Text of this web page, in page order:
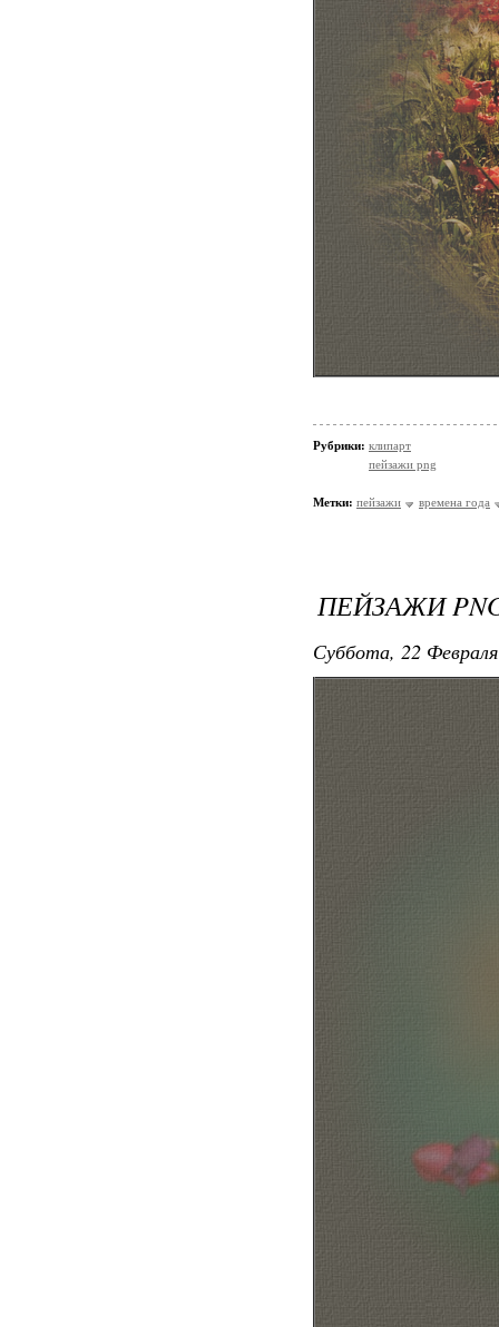
Рубрики: клипарт
пейзажи png
Метки: пейзажи времена года
ПЕЙЗАЖИ
Суббота, 22